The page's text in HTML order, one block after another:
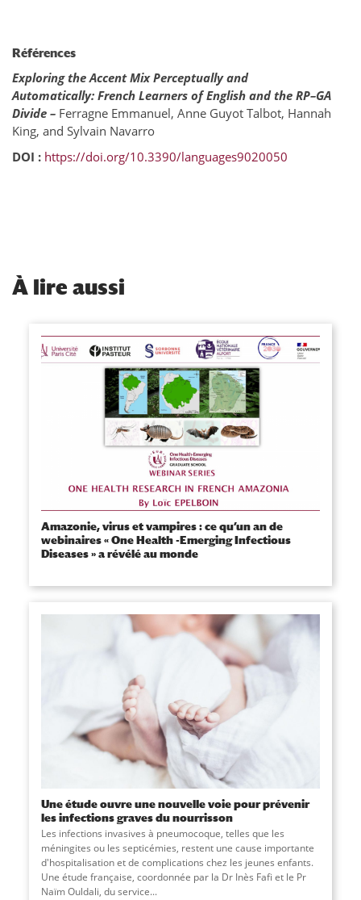
Références
Exploring the Accent Mix Perceptually and
Automatically: French Learners of English and the RP–GA
Divide – Ferragne Emmanuel, Anne Guyot Talbot, Hannah
King, and Sylvain Navarro
DOI : https://doi.org/10.3390/languages9020050
À lire aussi
Amazonie, virus et vampires : ce qu’un an de
webinaires « One Health -Emerging Infectious
Diseases » a révélé au monde
Une étude ouvre une nouvelle voie pour prévenir
les infections graves du nourrisson
Les infections invasives à pneumocoque, telles que les
méningites ou les septicémies, restent une cause importante
d'hospitalisation et de complications chez les jeunes enfants.
Une étude française, coordonnée par la Dr Inès Fafi et le Pr
Naïm Ouldali, du service...